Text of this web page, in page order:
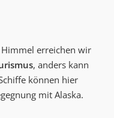
erreichen wir
, anders kann
können hier
mit Alaska.